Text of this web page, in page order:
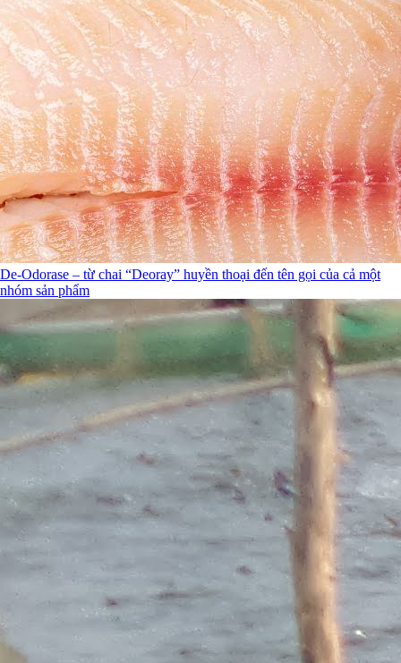
De-Odorase – từ chai “Deoray” huyền thoại đến tên gọi của cả một
nhóm sản phẩm